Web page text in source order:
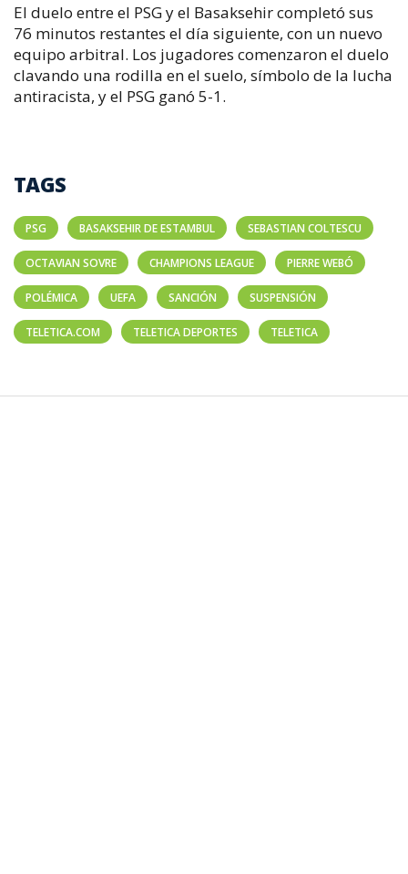
El duelo entre el PSG y el Basaksehir completó sus
76 minutos restantes el día siguiente, con un nuevo
equipo arbitral. Los jugadores comenzaron el duelo
clavando una rodilla en el suelo, símbolo de la lucha
antiracista, y el PSG ganó 5-1.
TAGS
PSG BASAKSEHIR DE ESTAMBUL SEBASTIAN COLTESCU
OCTAVIAN SOVRE CHAMPIONS LEAGUE PIERRE WEBÓ
POLÉMICA UEFA SANCIÓN SUSPENSIÓN
TELETICA.COM TELETICA DEPORTES TELETICA